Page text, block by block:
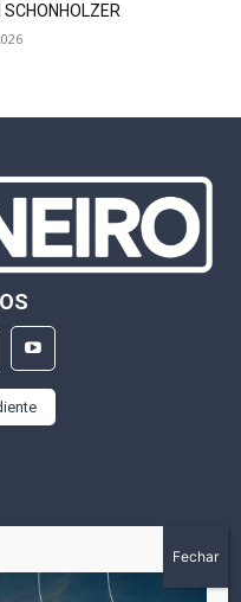
de 2005 em